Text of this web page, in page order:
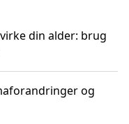
din alder: brug
og